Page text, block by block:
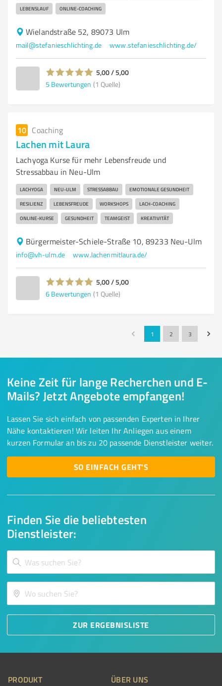
LEBENSLAUF ONLINE-COACHING
Wielandstraße 52, 89073 Ulm
mail@stefanieschlichting.de www.stefanieschlichting.de/
5,00 / 5,00
5 Bewertungen (1 Quelle)
10 Coaching
Lachen mit Laura
Lachyoga Kurse für mehr Lebensfreude und
Stressabbau in Neu-Ulm
LACHYOGA NEU-ULM STRESSABBAU EMOTIONALE GESUNDHEIT
RESILIENZ LEBENSFREUDE WORKSHOPS LACH-COACHING
ONLINE-KURSE GESUNDHEIT TEAMGEIST KREATIVITÄT
Bürgermeister-Schiele-Straße 10, 89233 Neu-Ulm
info@vh-ulm.de www.lachenmitlaura.de/
5,00 / 5,00
6 Bewertungen (1 Quelle)
1 2 3
Finden Sie die beliebtesten
Dienstleister:
ZUR ERGEBNISLISTE
Keine Zeit für lange Recherchen und E-
Mails? Jetzt Angebote empfangen!
Lassen Sie sich einfach von passenden Experten in Ihrer
Nähe kontaktieren! Wir leiten Ihr Anliegen aus einem
kurzen Formular an bis zu 20 passende Dienstleister weiter.
SO EINFACH GEHT'S
PRODUKT ÜBER UNS